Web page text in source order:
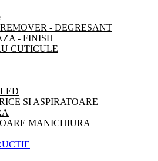
- DEGRESANT
- FINISH
CUTICULE
SI ASPIRATOARE
MANICHIURA